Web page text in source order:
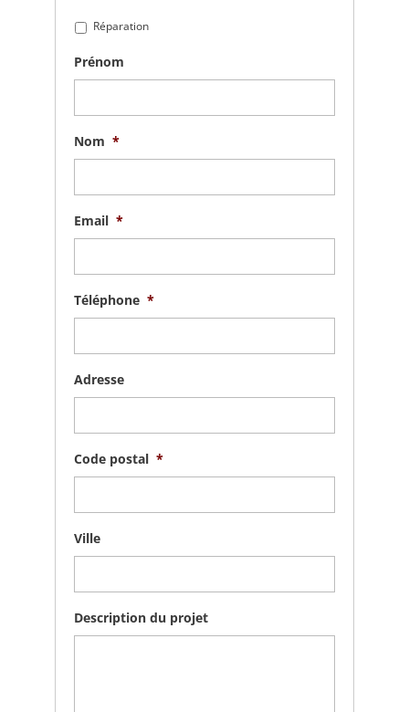
Réparation
Prénom
Nom *
Email *
Téléphone *
Adresse
Code postal *
Ville
Description du projet